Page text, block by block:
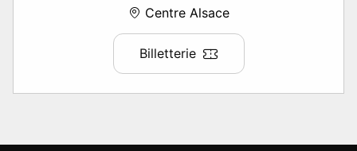
Centre Alsace
Billetterie